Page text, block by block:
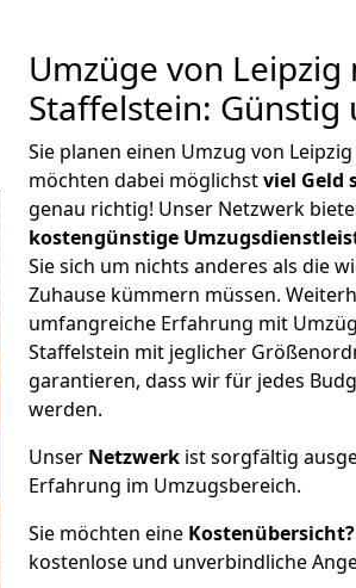
Umzüge von Leipzig
Staffelstein: Günstig
Sie planen einen Umzug von
möchten dabei möglichstviel Geld
genau richtig! Unser Netzwerk
kostengünstige
Sie sich um nichts anderes als die
Zuhause kümmern müssen.
umfangreiche Erfahrung mit
Staffelstein mit jeglicher
garantieren, dass wir für jedes
werden.
Unser Netzwerk ist sorgfältig
Erfahrung im Umzugsbereich.
Sie möchten eine Kostenübersicht?
kostenlose und unverbindliche